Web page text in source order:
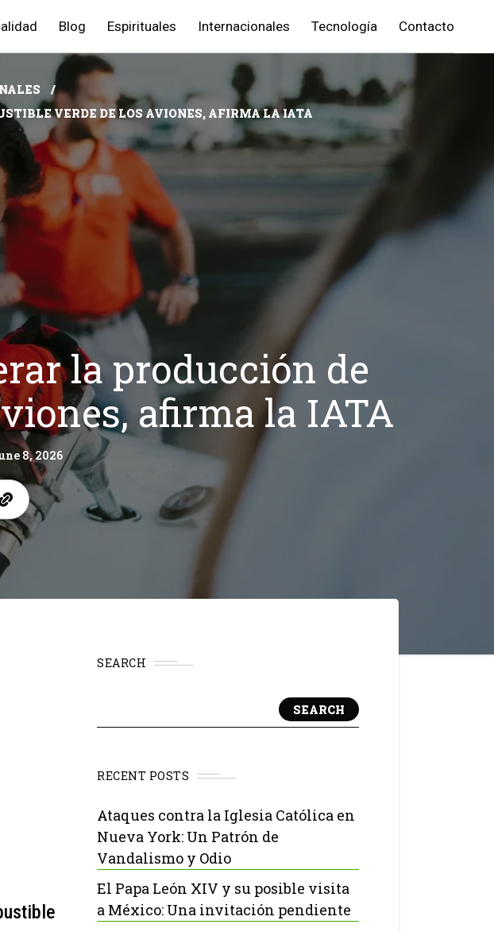
Blog Espirituales Internacionales Tecnología Contacto
VERDE DE LOS AVIONES, AFIRMA LA IATA
la producción de
afirma la IATA
8, 2026
SEARCH
SEARCH
RECENT POSTS
Ataques contra la Iglesia Católica en
Nueva York: Un Patrón de
Vandalismo y Odio
El Papa León XIV y su posible visita
a México: Una invitación pendiente